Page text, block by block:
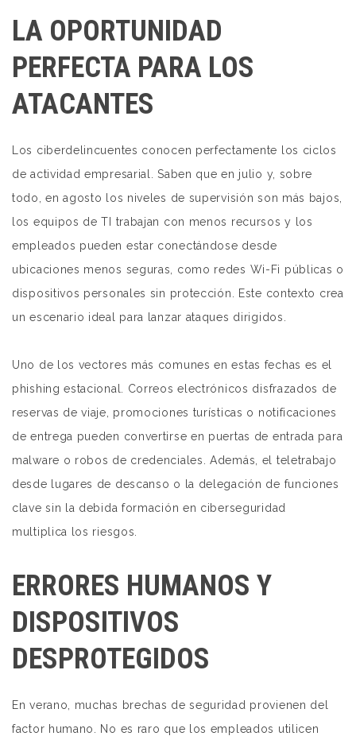
LA OPORTUNIDAD
PERFECTA PARA LOS
ATACANTES
Los ciberdelincuentes conocen perfectamente los ciclos
de actividad empresarial. Saben que en julio y, sobre
todo, en agosto los niveles de supervisión son más bajos,
los equipos de TI trabajan con menos recursos y los
empleados pueden estar conectándose desde
ubicaciones menos seguras, como redes Wi-Fi públicas o
dispositivos personales sin protección. Este contexto crea
un escenario ideal para lanzar ataques dirigidos.
Uno de los vectores más comunes en estas fechas es el
phishing estacional. Correos electrónicos disfrazados de
reservas de viaje, promociones turísticas o notificaciones
de entrega pueden convertirse en puertas de entrada para
malware o robos de credenciales. Además, el teletrabajo
desde lugares de descanso o la delegación de funciones
clave sin la debida formación en ciberseguridad
multiplica los riesgos.
ERRORES HUMANOS Y
DISPOSITIVOS
DESPROTEGIDOS
En verano, muchas brechas de seguridad provienen del
factor humano. No es raro que los empleados utilicen